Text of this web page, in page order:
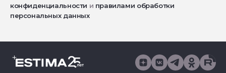
конфиденциальности и правилами обработки
персональных данных